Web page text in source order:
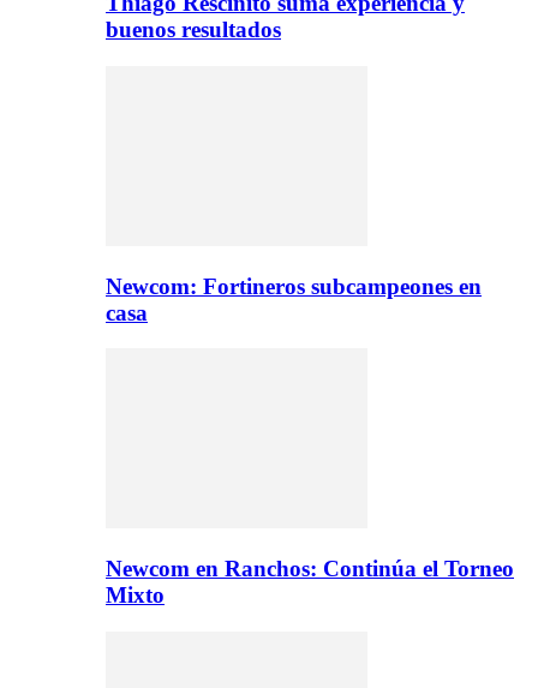
buenos resultados
Newcom: Fortineros subcampeones en
casa
Newcom en Ranchos: Continúa el Torneo
Mixto